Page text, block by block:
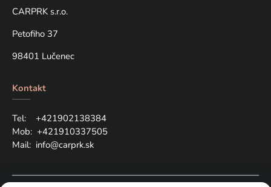
CARPRK s.r.o.
Petofiho 37
98401 Lučenec
Kontakt
Tel: +421902138384
Mob: +421910337505
Mail: info@carprk.sk